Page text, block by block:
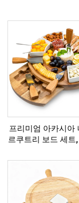
프리미엄 아카시아
르쿠트리 보드 세트,